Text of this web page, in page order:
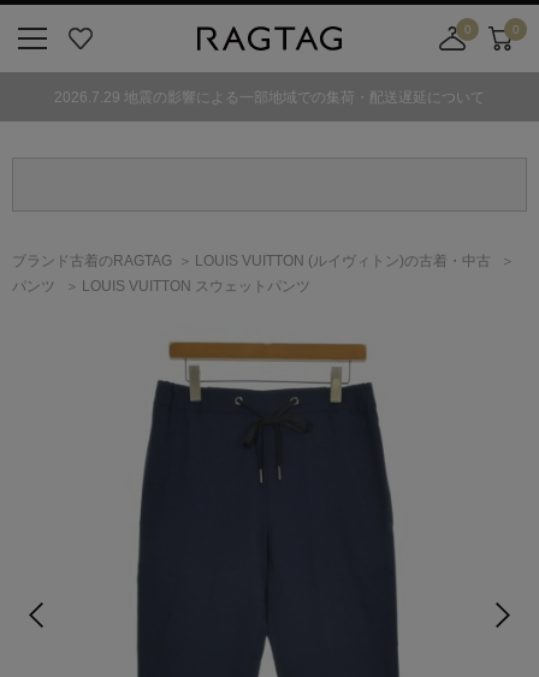
気
0
舗
カ
ト
0
2026.7.29 地震の影響による一部地域での集荷・配送遅延について
ブランド古着のRAGTAG LOUIS VUITTON (ルイヴィトン)の古着・中古
パンツ
LOUIS VUITTON スウェットパンツ